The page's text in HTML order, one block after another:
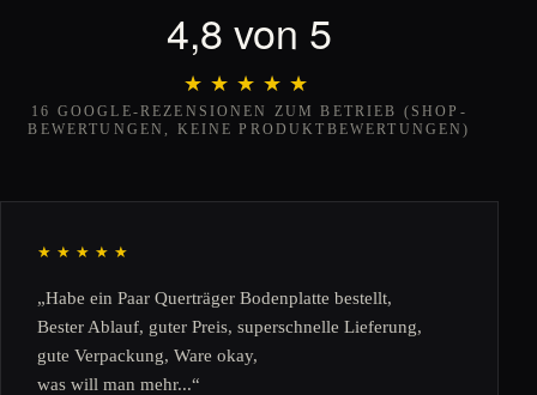
4,8 von 5
★★★★★
★★★★★
16 GOOGLE-REZENSIONEN ZUM BETRIEB (SHOP-
BEWERTUNGEN, KEINE PRODUKTBEWERTUNGEN)
★★★★★
„Habe ein Paar Querträger Bodenplatte bestellt,
Bester Ablauf, guter Preis, superschnelle Lieferung,
gute Verpackung, Ware okay,
was will man mehr...“